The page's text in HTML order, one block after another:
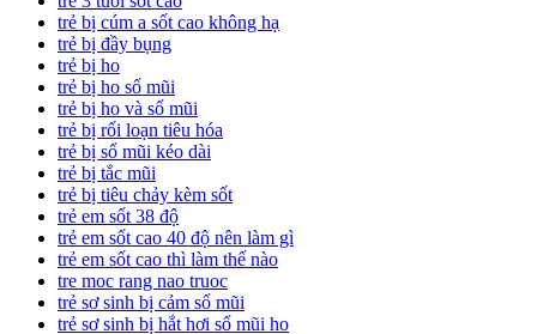
trẻ bị cúm a sốt cao không hạ
trẻ bị đầy bụng
trẻ bị ho
trẻ bị ho sổ mũi
trẻ bị ho và sổ mũi
trẻ bị rối loạn tiêu hóa
trẻ bị sổ mũi kéo dài
trẻ bị tắc mũi
trẻ bị tiêu chảy kèm sốt
trẻ em sốt 38 độ
trẻ em sốt cao 40 độ nên làm gì
trẻ em sốt cao thì làm thế nào
tre moc rang nao truoc
trẻ sơ sinh bị cảm sổ mũi
trẻ sơ sinh bị hắt hơi sổ mũi ho